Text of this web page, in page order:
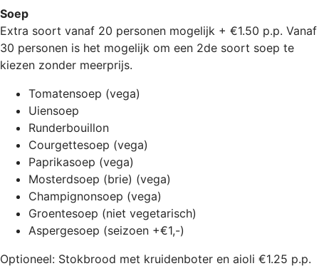
Soep
Extra soort vanaf 20 personen mogelijk + €1.50 p.p. Vanaf
30 personen is het mogelijk om een 2de soort soep te
kiezen zonder meerprijs.
Tomatensoep (vega)
Uiensoep
Runderbouillon
Courgettesoep (vega)
Paprikasoep (vega)
Mosterdsoep (brie) (vega)
Champignonsoep (vega)
Groentesoep (niet vegetarisch)
Aspergesoep (seizoen +€1,-)
Optioneel: Stokbrood met kruidenboter en aioli €1.25 p.p.